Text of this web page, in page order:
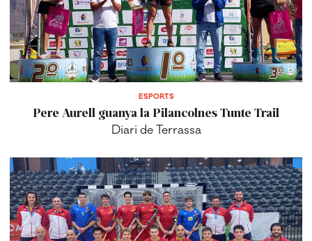
ESPORTS
Pere Aurell guanya la Pilancolnes Tunte Trail
Diari de Terrassa